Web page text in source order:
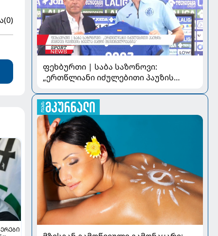
(0)
ფეხბურთი | საბა საზონოვი:
„ერთწლიანი იძულებითი პაუზის
მნიშვნელოვანია“